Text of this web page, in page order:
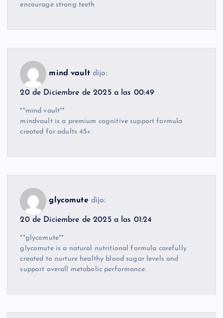
encourage strong teeth
mind vault dijo:
20 de Diciembre de 2025 a las 00:49
**mind vault**
mindvault is a premium cognitive support formula
created for adults 45+.
glycomute dijo:
20 de Diciembre de 2025 a las 01:24
**glycomute**
glycomute is a natural nutritional formula carefully
created to nurture healthy blood sugar levels and
support overall metabolic performance.